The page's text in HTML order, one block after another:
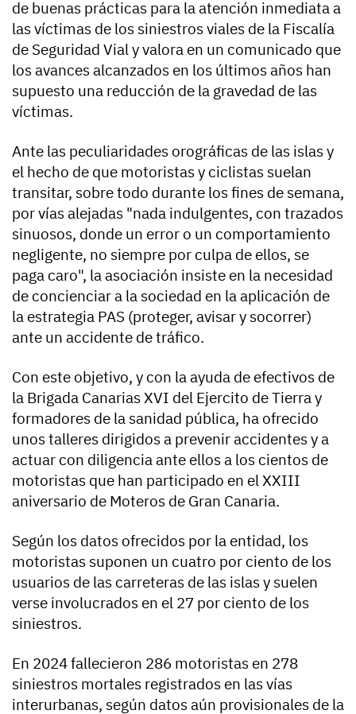
de buenas prácticas para la atención inmediata a
las víctimas de los siniestros viales de la Fiscalía
de Seguridad Vial y valora en un comunicado que
los avances alcanzados en los últimos años han
supuesto una reducción de la gravedad de las
víctimas.
Ante las peculiaridades orográficas de las islas y
el hecho de que motoristas y ciclistas suelan
transitar, sobre todo durante los fines de semana,
por vías alejadas "nada indulgentes, con trazados
sinuosos, donde un error o un comportamiento
negligente, no siempre por culpa de ellos, se
paga caro", la asociación insiste en la necesidad
de concienciar a la sociedad en la aplicación de
la estrategia PAS (proteger, avisar y socorrer)
ante un accidente de tráfico.
Con este objetivo, y con la ayuda de efectivos de
la Brigada Canarias XVI del Ejercito de Tierra y
formadores de la sanidad pública, ha ofrecido
unos talleres dirigidos a prevenir accidentes y a
actuar con diligencia ante ellos a los cientos de
motoristas que han participado en el XXIII
aniversario de Moteros de Gran Canaria.
Según los datos ofrecidos por la entidad, los
motoristas suponen un cuatro por ciento de los
usuarios de las carreteras de las islas y suelen
verse involucrados en el 27 por ciento de los
siniestros.
En 2024 fallecieron 286 motoristas en 278
siniestros mortales registrados en las vías
interurbanas, según datos aún provisionales de la